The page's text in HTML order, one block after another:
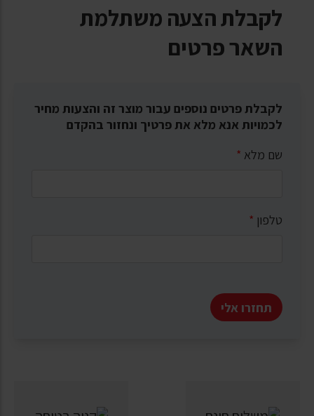
לקבלת הצעה משתלמת
השאר פרטים
לקבלת פרטים נוספים עבור מוצר זה והצעות מחיר
לכמויות אנא מלא את פרטיך ונחזור בהקדם
שם מלא *
טלפון *
תחזרו אלי